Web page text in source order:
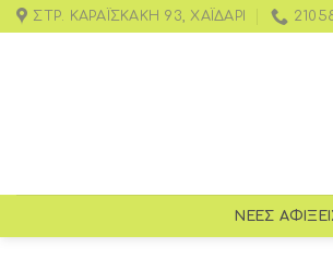
ΣΤΡ. ΚΑΡΑΪΣΚΆΚΗ 93, ΧΑΪΔΆΡΙ
ΝΕΕΣ